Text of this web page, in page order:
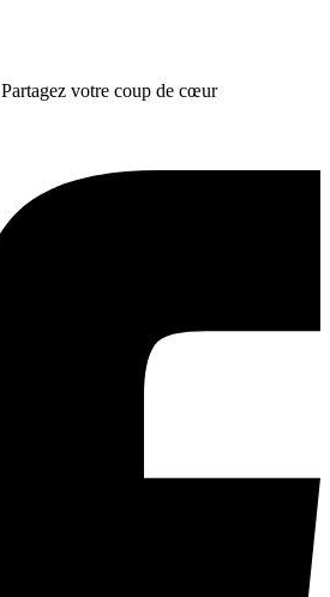
Partagez votre coup de cœur